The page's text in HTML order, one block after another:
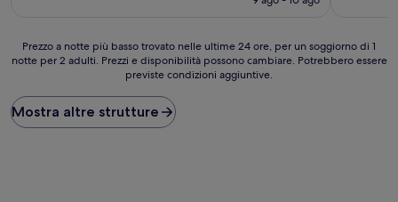
Prezzo
a
più
basso
trovato
Prezzo a notte più basso trovato nelle ultime 24 ore, per un soggiorno di 1
notte per 2 adulti. Prezzi e disponibilità possono cambiare. Potrebbero essere
previste condizioni aggiuntive.
Mostra altre strutture